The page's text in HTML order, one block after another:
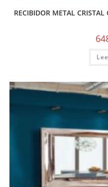
RECIBIDOR METAL